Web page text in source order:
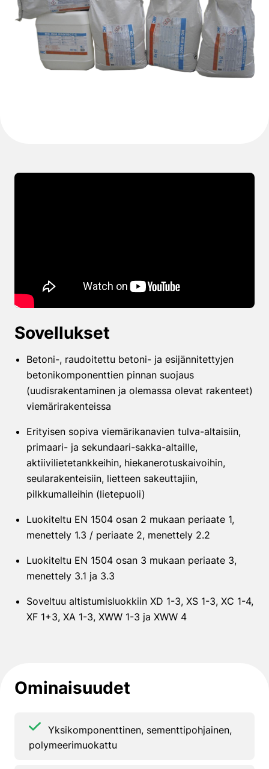
Sovellukset
Betoni-, raudoitettu betoni- ja esijännitettyjen
betonikomponenttien pinnan suojaus
(uudisrakentaminen ja olemassa olevat rakenteet)
viemärirakenteissa
Erityisen sopiva viemärikanavien tulva-altaisiin,
primaari- ja sekundaari-sakka-altaille,
aktiivilietetankkeihin, hiekanerotuskaivoihin,
seularakenteisiin, lietteen sakeuttajiin,
pilkkumalleihin (lietepuoli)
Luokiteltu EN 1504 osan 2 mukaan periaate 1,
menettely 1.3 / periaate 2, menettely 2.2
Luokiteltu EN 1504 osan 3 mukaan periaate 3,
menettely 3.1 ja 3.3
Soveltuu altistumisluokkiin XD 1-3, XS 1-3, XC 1-4,
XF 1+3, XA 1-3, XWW 1-3 ja XWW 4
Ominaisuudet
Yksikomponenttinen, sementtipohjainen,
polymeerimuokattu